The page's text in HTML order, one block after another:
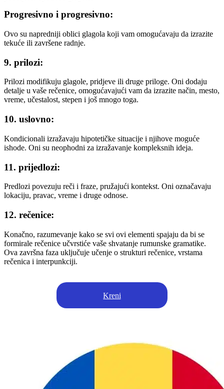
Progresivno i progresivno:
Ovo su napredniji oblici glagola koji vam omogućavaju da izrazite
tekuće ili završene radnje.
9. prilozi:
Prilozi modifikuju glagole, pridjeve ili druge priloge. Oni dodaju
detalje u vaše rečenice, omogućavajući vam da izrazite način, mesto,
vreme, učestalost, stepen i još mnogo toga.
10. uslovno:
Kondicionali izražavaju hipotetičke situacije i njihove moguće
ishode. Oni su neophodni za izražavanje kompleksnih ideja.
11. prijedlozi:
Predlozi povezuju reči i fraze, pružajući kontekst. Oni označavaju
lokaciju, pravac, vreme i druge odnose.
12. rečenice:
Konačno, razumevanje kako se svi ovi elementi spajaju da bi se
formirale rečenice učvrstiće vaše shvatanje rumunske gramatike.
Ova završna faza uključuje učenje o strukturi rečenice, vrstama
rečenica i interpunkciji.
Kreni